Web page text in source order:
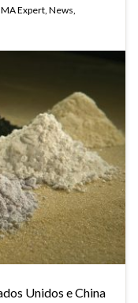
Expert News
Unidos e China